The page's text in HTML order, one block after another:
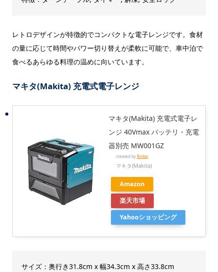
レトロデザインが特徴的でコンパクトな電子レンジです。食材
の量に応じて時間やパワー切り替えが柔軟に可能で、車中泊で
食べるあらゆる料理の温めに向いています。
マキタ(Makita) 充電式電子レンジ
マキタ(Makita) 充電式電子レ
ンジ 40Vmax バッテリ・充電
器別売 MW001GZ
created byRinker
マキタ(Makita)
Amazon
楽天市場
Yahooショッピング
サイズ：奥行き31.8cm x 幅34.3cm x 高さ33.8cm